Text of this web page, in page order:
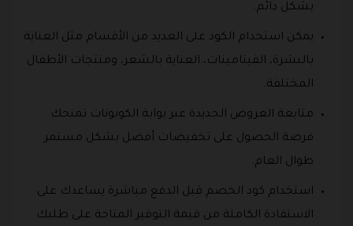
بشكل دائم.
يمكن استخدام الكود على العديد من الأقسام مثل العناية
بالبشرة، الفيتامينات، العناية بالشعر، ومنتجات الأطفال
المختلفة.
متابعة العروض الجديدة عبر بوابة الكوبونات تمنحك
فرصة الحصول على تخفيضات أفضل بشكل مستمر
طوال العام.
استخدام كود الخصم قبل الدفع مباشرة يساعدك على
الاستفادة الكاملة من قيمة التوفير المتاحة على طلبك